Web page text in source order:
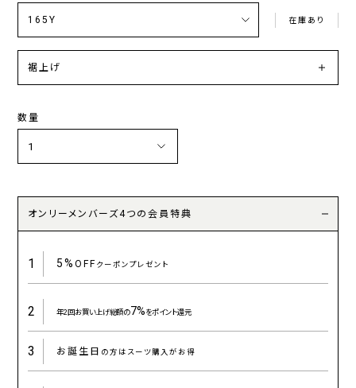
在庫あり
裾上げ
数量
オンリーメンバーズ4つの会員特典
1 5%OFFクーポンプレゼント
2 年2回お買い上げ総額の7%をポイント還元
3 お誕生日 の方はスーツ購入がお得